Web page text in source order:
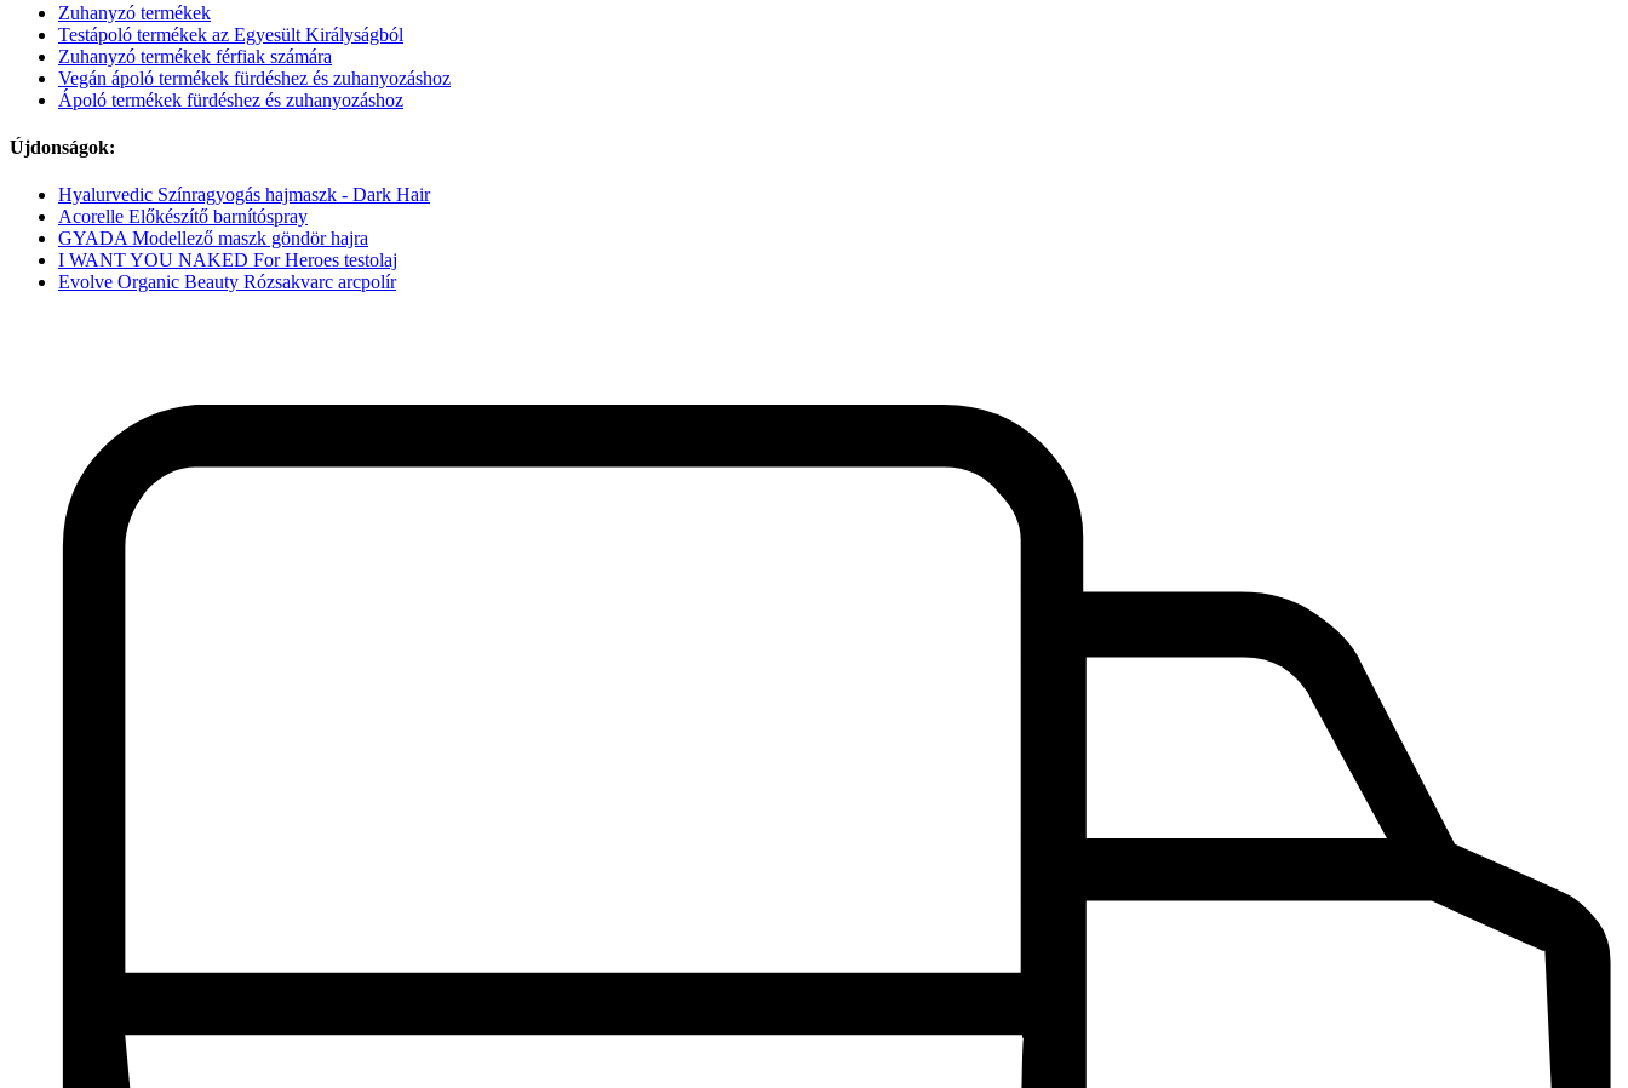
Zuhanyzó termékek
Testápoló termékek az Egyesült Királyságból
Zuhanyzó termékek férfiak számára
Vegán ápoló termékek fürdéshez és zuhanyozáshoz
Ápoló termékek fürdéshez és zuhanyozáshoz
Újdonságok:
Hyalurvedic Színragyogás hajmaszk - Dark Hair
Acorelle Előkészítő barnítóspray
GYADA Modellező maszk göndör hajra
I WANT YOU NAKED For Heroes testolaj
Evolve Organic Beauty Rózsakvarc arcpolír